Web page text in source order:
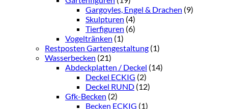
Gargoyles, Engel & Drachen (9)
Skulpturen (4)
Tierfiguren (6)
Vogeltränken (1)
Restposten Gartengestaltung (1)
Wasserbecken (21)
Abdeckplatten / Deckel (14)
Deckel ECKIG (2)
Deckel RUND (12)
Gfk-Becken (2)
Becken ECKIG (1)